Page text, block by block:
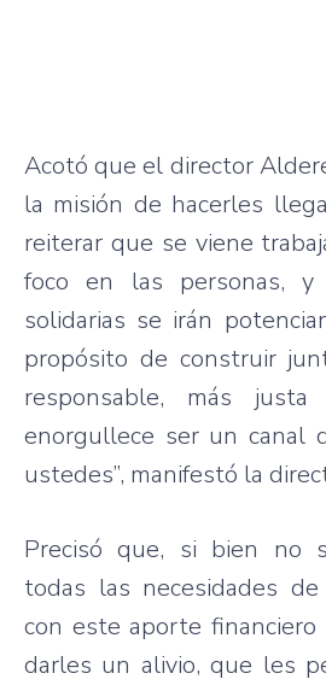
Acotó que el director
la misión de hacerles
reiterar que se viene
foco en las personas,
solidarias se irán
propósito de construir
responsable, más
enorgullece ser un canal
ustedes”, manifestó la
Precisó que, si bien no
todas las necesidades
con este aporte
darles un alivio, que les